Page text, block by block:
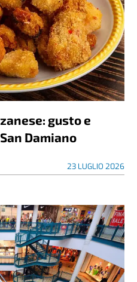
gusto e
Damiano
23 LUGLIO 2026